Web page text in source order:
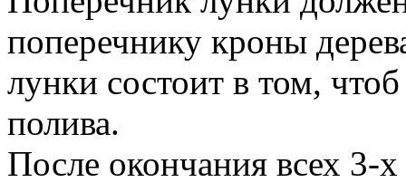
поперечнику кроны
лунки состоит в том,
полива.
После окончания всех 3-